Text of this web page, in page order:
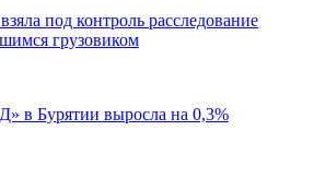
под контроль расследование
грузовиком
в Бурятии выросла на 0,3%